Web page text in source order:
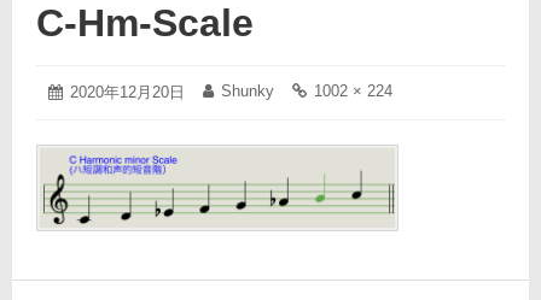
C-Hm-Scale
投
2020年12月20日
2020
月
日
投
Shunky
フ
ズ
の
1002 × 224